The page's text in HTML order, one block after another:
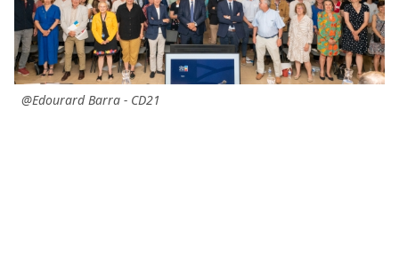
@Edourard Barra - CD21